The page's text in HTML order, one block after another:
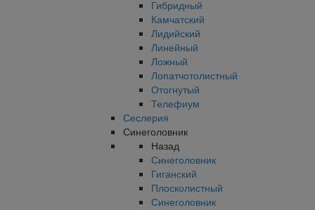
Гибридный
Камчатский
Лидийский
Линейный
Ложный
Лопатчотолистный
Отогнутый
Телефиум
Сеслерия
Синеголовник
Назад
Синеголовник
Гиганский
Плосколистный
Синеголовник